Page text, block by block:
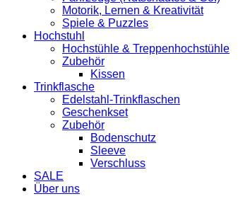
Motorik, Lernen & Kreativität
Spiele & Puzzles
Hochstuhl
Hochstühle & Treppenhochstühle
Zubehör
Kissen
Trinkflasche
Edelstahl-Trinkflaschen
Geschenkset
Zubehör
Bodenschutz
Sleeve
Verschluss
SALE
Über uns